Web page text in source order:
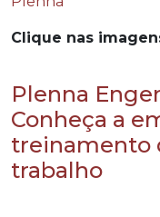
Clique nas
Plenna
Conheça a
treinamento
trabalho